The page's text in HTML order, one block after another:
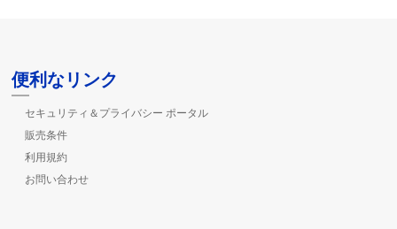
便利なリンク
セキュリティ＆プライバシー ポータル
販売条件
利用規約
お問い合わせ